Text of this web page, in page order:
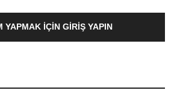
YAPMAK İÇIN GIRIŞ YAPIN